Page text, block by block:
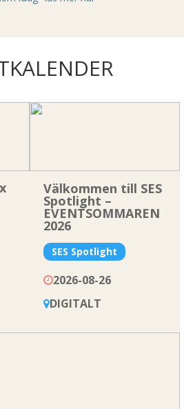
Välkommen till SES
Spotlight –
EVENTSOMMAREN
2026
2026-08-26
SES Spotlight
DIGITALT